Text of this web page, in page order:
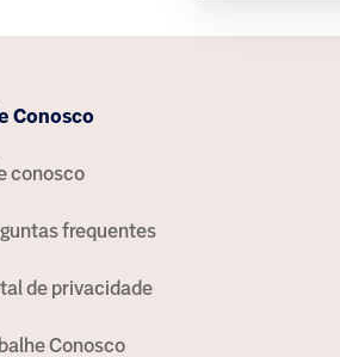
Conosco
conosco
frequentes
de privacidade
Conosco